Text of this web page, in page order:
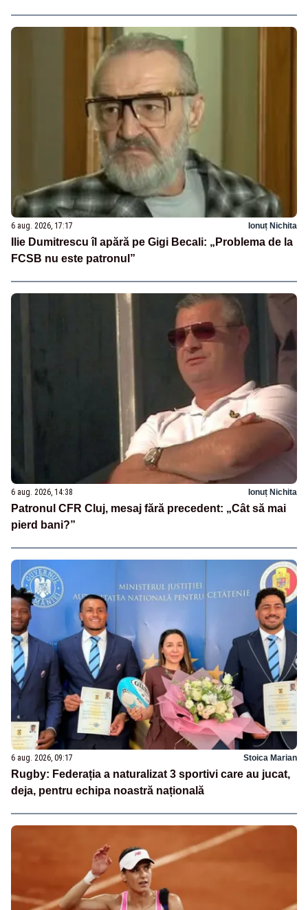
6 aug. 2026, 17:17 Ionuț Nichita
Ilie Dumitrescu îl apără pe Gigi Becali: „Problema de la
FCSB nu este patronul”
6 aug. 2026, 14:38 Ionuț Nichita
Patronul CFR Cluj, mesaj fără precedent: „Cât să mai
pierd bani?”
6 aug. 2026, 09:17 Stoica Marian
Rugby: Federația a naturalizat 3 sportivi care au jucat,
deja, pentru echipa noastră națională